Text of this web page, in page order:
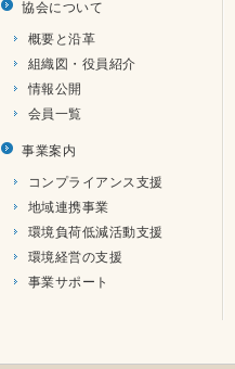
協会について
概要と沿革
組織図・役員紹介
情報公開
会員一覧
事業案内
コンプライアンス支援
地域連携事業
環境負荷低減活動支援
環境経営の支援
事業サポート